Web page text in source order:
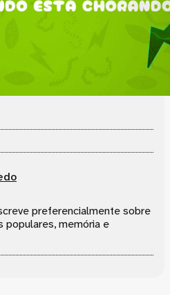
preferencialmente sobre
populares, memória e